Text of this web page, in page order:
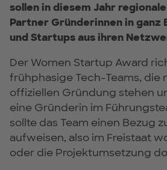
sollen in diesem Jahr
Partner Gründerinnen in ganz
und Startups aus ihren
Der Women Startup Award
frühphasige Tech-Teams, die
offiziellen Gründung stehen
eine Gründerin im
sollte das Team einen Bezug
aufweisen, also im Freistaat
oder die Projektumsetzung